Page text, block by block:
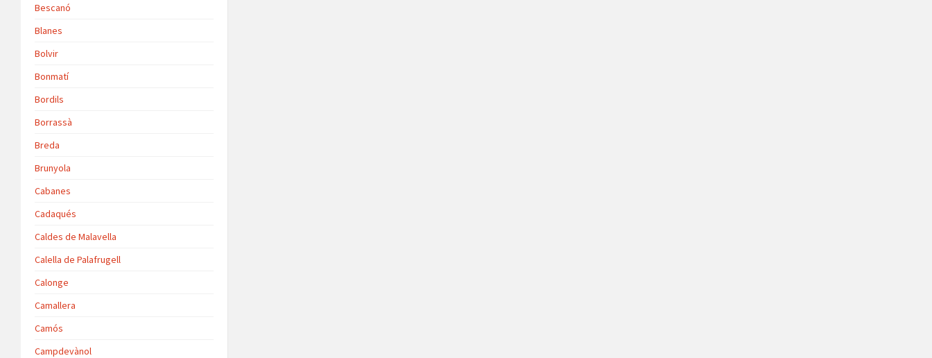
Bescanó
Blanes
Bolvir
Bonmatí
Bordils
Borrassà
Breda
Brunyola
Cabanes
Cadaqués
Caldes de Malavella
Calella de Palafrugell
Calonge
Camallera
Camós
Campdevànol